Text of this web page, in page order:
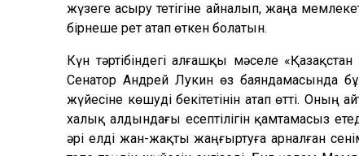
жүзеге асыру тетігіне айналып, жаңа
бірнеше рет атап өткен болатын.
Күн тәртібіндегі алғашқы мәселе
Сенатор Андрей Лукин өз баяндамасында
жүйесіне көшуді бекітетінін атап өтті.
халық алдындағы есептілігін қамтамасыз
әрі елді жан-жақты жаңғыртуға арналған